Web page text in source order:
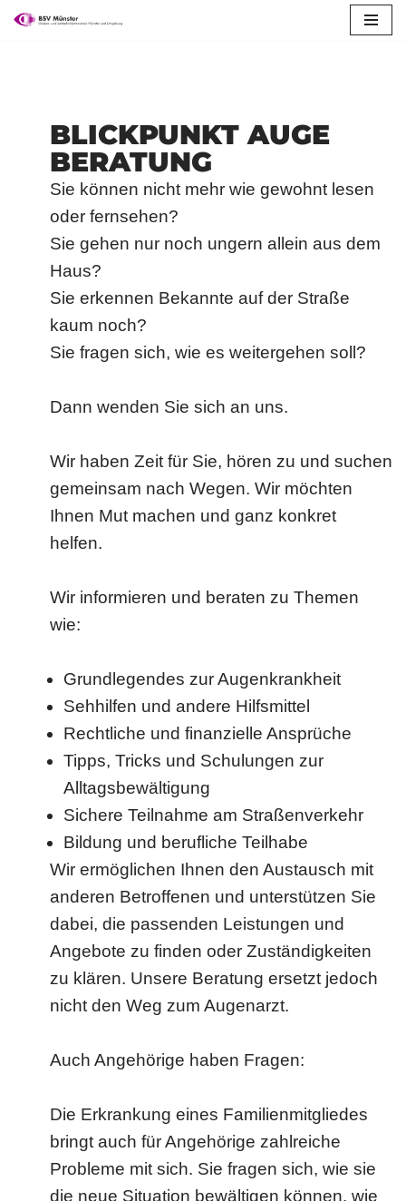
springen
BLICKPUNKT AUGE
BERATUNG
Sie können nicht mehr wie gewohnt lesen
oder fernsehen?
Sie gehen nur noch ungern allein aus dem
Haus?
Sie erkennen Bekannte auf der Straße
kaum noch?
Sie fragen sich, wie es weitergehen soll?
Dann wenden Sie sich an uns.
Wir haben Zeit für Sie, hören zu und suchen
gemeinsam nach Wegen. Wir möchten
Ihnen Mut machen und ganz konkret
helfen.
Wir informieren und beraten zu Themen
wie:
Grundlegendes zur Augenkrankheit
Sehhilfen und andere Hilfsmittel
Rechtliche und finanzielle Ansprüche
Tipps, Tricks und Schulungen zur
Alltagsbewältigung
Sichere Teilnahme am Straßenverkehr
Bildung und berufliche Teilhabe
Wir ermöglichen Ihnen den Austausch mit
anderen Betroffenen und unterstützen Sie
dabei, die passenden Leistungen und
Angebote zu finden oder Zuständigkeiten
zu klären. Unsere Beratung ersetzt jedoch
nicht den Weg zum Augenarzt.
Auch Angehörige haben Fragen:
Die Erkrankung eines Familienmitgliedes
bringt auch für Angehörige zahlreiche
Probleme mit sich. Sie fragen sich, wie sie
die neue Situation bewältigen können, wie